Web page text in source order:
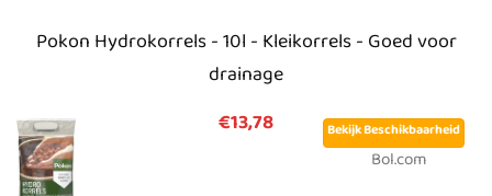
Pokon Hydrokorrels - 10l - Kleikorrels - Goed voor
drainage
€13,78
Bekijk Beschikbaarheid
Bol.com